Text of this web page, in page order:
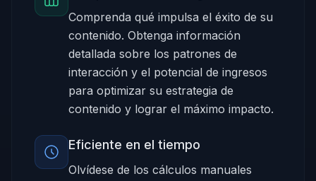
Comprenda qué impulsa el éxito de su
contenido. Obtenga información
detallada sobre los patrones de
interacción y el potencial de ingresos
para optimizar su estrategia de
contenido y lograr el máximo impacto.
Eficiente en el tiempo
Olvídese de los cálculos manuales